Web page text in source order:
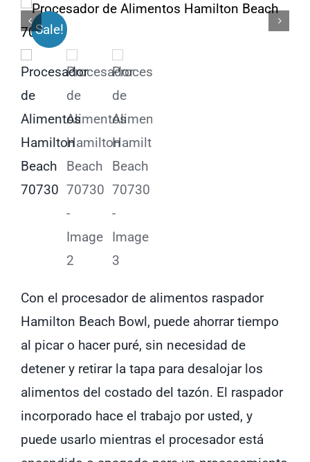
Licenciamiento
Sale!
Con el procesador de alimentos raspador
Hamilton Beach Bowl, puede ahorrar tiempo
al picar o hacer puré, sin necesidad de
detener y retirar la tapa para desalojar los
alimentos del costado del tazón. El raspador
incorporado hace el trabajo por usted, y
puede usarlo mientras el procesador está